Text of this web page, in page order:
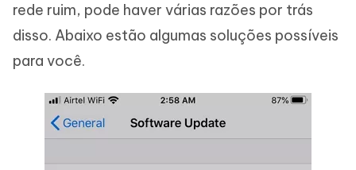
rede ruim, pode haver várias razões por trás
disso. Abaixo estão algumas soluções possíveis
para você.